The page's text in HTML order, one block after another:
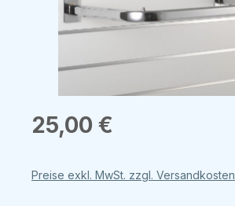
Regulärer Preis:
25,00 €
Preise exkl. MwSt. zzgl. Versandkosten